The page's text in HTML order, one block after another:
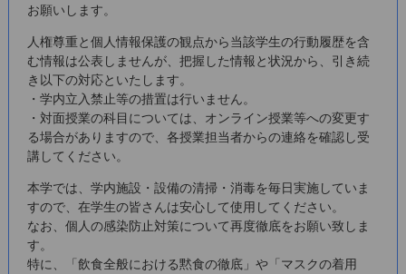
お願いします。
人権尊重と個人情報保護の観点から当該学生の行動履歴を含
む情報は公表しませんが、把握した情報と状況から、引き続
き以下の対応といたします。
・学内立入禁止等の措置は行いません。
・対面授業の科目については、オンライン授業等への変更す
る場合がありますので、各授業担当者からの連絡を確認し受
講してください。
本学では、学内施設・設備の清掃・消毒を毎日実施していま
すので、在学生の皆さんは安心して使用してください。
なお、個人の感染防止対策について再度徹底をお願い致しま
す。
特に、「飲食全般における黙食の徹底」や「マスクの着用